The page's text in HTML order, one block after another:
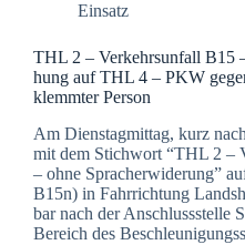
Einsatz
THL 2 – Ver­kehrs­un­fall B15
hung auf THL 4 – PKW
klemm­ter Per­son
Am Diens­tag­mit­tag, kurz
mit dem Stich­wort “THL 2 –
– ohne Sprach­er­wi­de­rung”
B15n) in Fahr­rich­tung
bar nach der Anschluss­stel­le
Bereich des